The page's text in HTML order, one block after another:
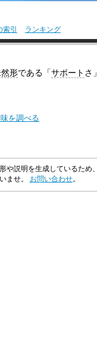
引 ランキング
形である「サポート さ
を調べる
や説明を生成しているため
ませ。 お問い合わせ。